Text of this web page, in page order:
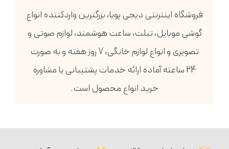
فروشگاه اینترنتی دیجی پویا، بزرگترین واردکننده انواع
گوشی موبایل، تبلت، ساعت هوشمند، لوازم صوتی و
تصویری و انواع لوازم خانگی، 7 روز هفته و به صورت
24 ساعته آماده ارائه خدمات پشتیبانی یا مشاوره
خرید انواع محصول است.